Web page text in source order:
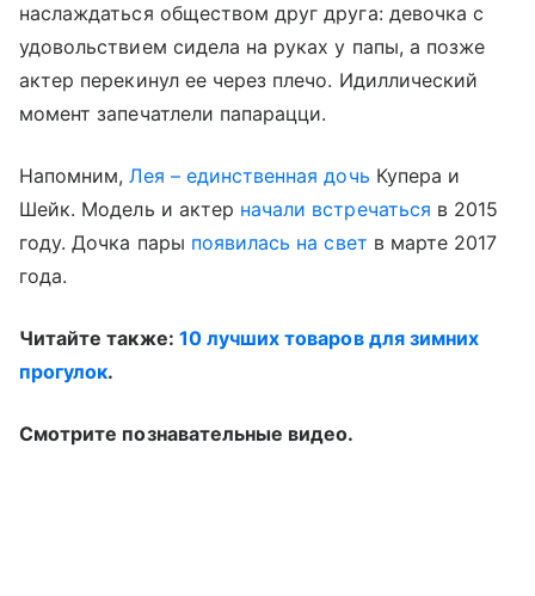
наслаждаться обществом друг друга: девочка с
удовольствием сидела на руках у папы, а позже
актер перекинул ее через плечо. Идиллический
момент запечатлели папарацци.
Напомним,Лея – единственная дочь Купера и
Шейк. Модель и актер начали встречаться в 2015
году. Дочка пары появилась на свет в марте 2017
года.
Читайте также: 10 лучших товаров для зимних
прогулок.
Смотрите познавательные видео.